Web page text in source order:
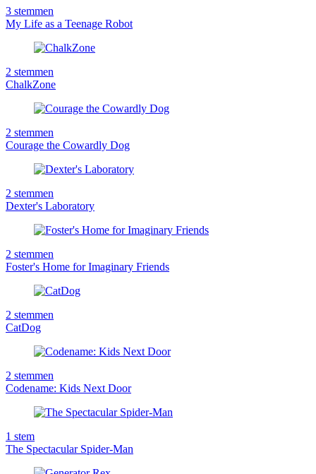
3 stemmen
My Life as a Teenage Robot
2 stemmen
ChalkZone
2 stemmen
Courage the Cowardly Dog
2 stemmen
Dexter's Laboratory
2 stemmen
Foster's Home for Imaginary Friends
2 stemmen
CatDog
2 stemmen
Codename: Kids Next Door
1 stem
The Spectacular Spider-Man